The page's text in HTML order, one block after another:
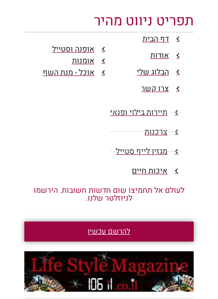
תפריט ניווט מהיר
דף הבית
אודות
הבלוג שלי
צרו קשר
אופנה וסטייל
אומנות
אוכל - מנת השף
תיירות בילוי ופנאי
צרכנות
מגזין לייף סטייל
איכות חיים
לעולם אל תחמיצו שום חדשות חשובות. הירשמו
לניוזלטר שלנו.
להרשם עכשיו